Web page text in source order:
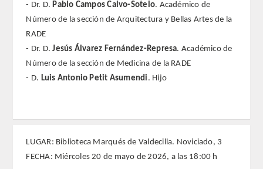
INGENIERíA
- Dr. D.Pablo Campos Calvo-Sotelo. Académico de
Número de la sección de Arquitectura y Bellas Artes de la
RADE
- Dr. D.Jesús Álvarez Fernández-Represa. Académico de
Número de la sección de Medicina de la RADE
- D. Luis Antonio Petit Asumendi . Hijo
LUGAR: Biblioteca Marqués de Valdecilla. Noviciado, 3
FECHA: Miércoles 20 de mayo de 2026, a las 18:00 h